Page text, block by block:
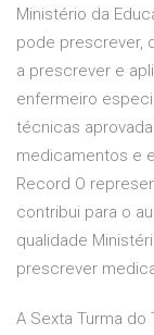
Ministério da
pode prescrever,
a prescrever e
enfermeiro
técnicas
medicamentos e
Record O
contribui para o
qualidade
prescrever
A Sexta Turma do